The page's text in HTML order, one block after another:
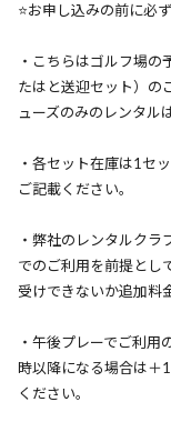
⭐️お申し込みの前に必
・こちらはゴルフ場
たはと送迎セット）の
ューズのみのレンタル
・各セット在庫は1セ
ご記載ください。
・弊社のレンタルク
でのご利用を前提とし
受けできないか追加料
・午後プレーでご利
時以降になる場合は＋
ください。